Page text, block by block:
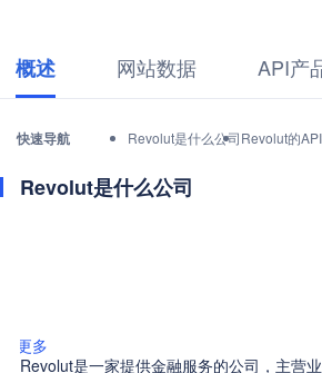
概述 网站数据 API产
快速导航 Revolut是什么公司Revolut的
Revolut是什么公司
更多
Revolut是一家提供金融服务的公司，主营